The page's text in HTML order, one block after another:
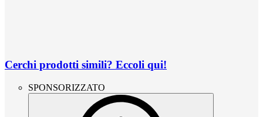
Cerchi prodotti simili? Eccoli qui!
SPONSORIZZATO